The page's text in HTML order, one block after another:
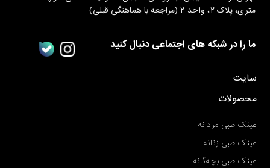
متری، پلاک ۲، واحد ۲ (مراجعه با هماهنگی قبلی)
ما را در شبکه های اجتماعی دنبال کنید
سایت
محصولات
عینک طبی مردانه
عینک طبی زنانه
عینک طبی بچه‌گانه